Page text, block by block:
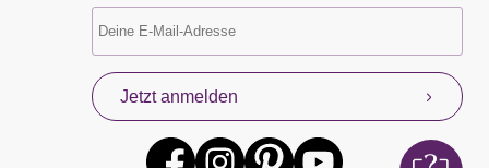
Jetzt anmelden